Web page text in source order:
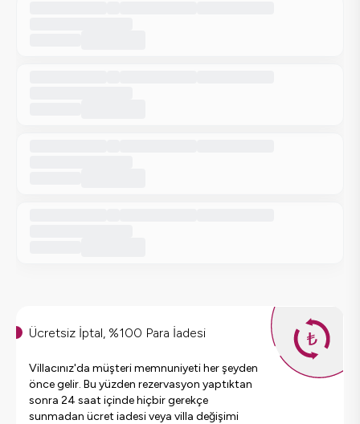
Ücretsiz İptal, %100 Para İadesi
Villacınız'da müşteri memnuniyeti her şeyden
önce gelir. Bu yüzden rezervasyon yaptıktan
sonra 24 saat içinde hiçbir gerekçe
sunmadan ücret iadesi veya villa değişimi